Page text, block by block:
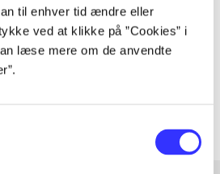
til enhver tid ændre eller
ved at klikke på ”Cookies” i
læse mere om de anvendte
dolor sit amet ...